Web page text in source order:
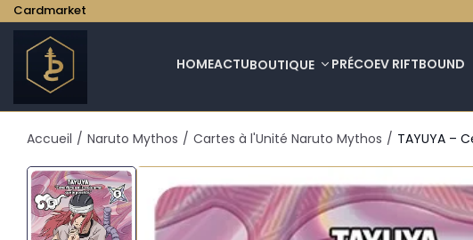
Cardmarket
HOMEACTUBOUTIQUE PRÉCOEV RIFTBOUND
Accueil / Naruto Mythos / Cartes à l'Unité Naruto Mythos / TAYUYA –